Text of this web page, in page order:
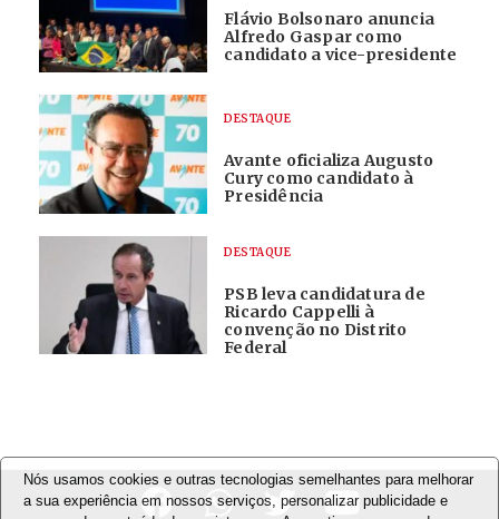
Flávio Bolsonaro anuncia
Alfredo Gaspar como
candidato a vice-presidente
DESTAQUE
Avante oficializa Augusto
Cury como candidato à
Presidência
DESTAQUE
PSB leva candidatura de
Ricardo Cappelli à
convenção no Distrito
Federal
Nós usamos cookies e outras tecnologias semelhantes para melhorar
a sua experiência em nossos serviços, personalizar publicidade e